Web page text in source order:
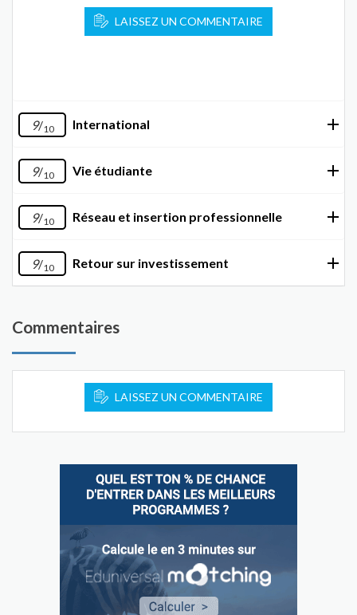
LAISSEZ UN COMMENTAIRE
9/10 International
9/10 Vie étudiante
9/10 Réseau et insertion professionnelle
9/10 Retour sur investissement
Commentaires
LAISSEZ UN COMMENTAIRE